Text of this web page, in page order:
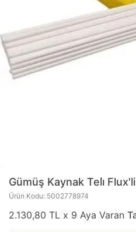
Gümüş Kaynak Teli̇
Ürün Kodu: 5002778974
2.130,80 TL x 9 Aya Varan